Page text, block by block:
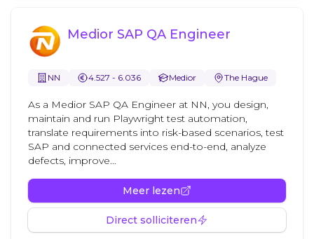
Medior SAP QA Engineer
NN 4.527 - 6.036 Medior The Hague
As a Medior SAP QA Engineer at NN, you design,
maintain and run Playwright test automation,
translate requirements into risk-based scenarios, test
SAP and connected services end-to-end, analyze
defects, improve...
Meer lezen
Direct solliciteren